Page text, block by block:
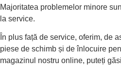
Majoritatea problemelor minore
la service.
În plus față de service, oferim, de
piese de schimb și de înlocuire
magazinul nostru online, puteți